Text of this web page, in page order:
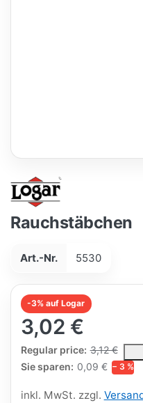
Rauchstäbchen
Art.-Nr. 5530
-3% auf Logar
3,02 €
Regular price: 3,12 €
The Regular Price is the
Sie sparen: 0,09 € − 3 %
inkl. MwSt. zzgl.